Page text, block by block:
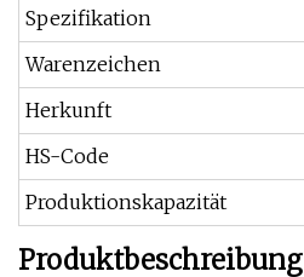
Spezifikation
Warenzeichen
Herkunft
HS-Code
Produktionskapazität
Produktbeschreibung